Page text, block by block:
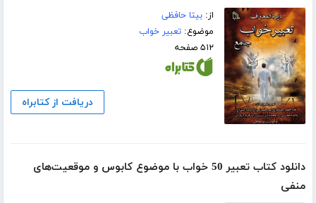
از:بیتا حافظی
موضوع:تعبیر خواب
۵۱۲ صفحه
دریافت از کتابراه
دانلود کتاب تعبیر 50 خواب با موضوع کابوس و موقعیت‌های
منفی